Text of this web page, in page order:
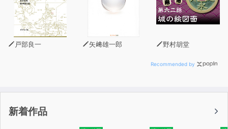
東大入試は全科目「記述式」。
文章を書くのが「大嫌い」で「大の苦手」だった僕は、
2年も浪人しました。
でも、東大生がみんなやっている「書き方」に気づいたと
文章を書くのが「大好き」で「大の得意」になり、
――西岡壱誠
戸部良一 矢﨑雄一郎 野村胡堂
Recommended by
新着作品